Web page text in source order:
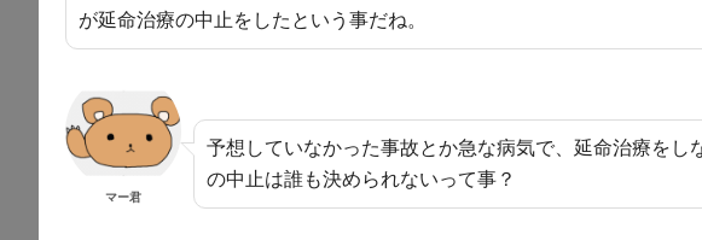
が延命治療の中止をしたという事だね。
マー君
予想していなかった事故とか急な病気で、延命治療をし
の中止は誰も決められないって事？